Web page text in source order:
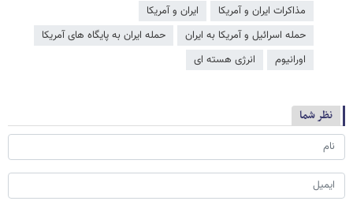
مذاکرات ایران و آمریکا
ایران و آمریکا
حمله اسرائیل و آمریکا به ایران
حمله ایران به پایگاه های آمریکا
اورانیوم
انرژی هسته ای
نظر شما